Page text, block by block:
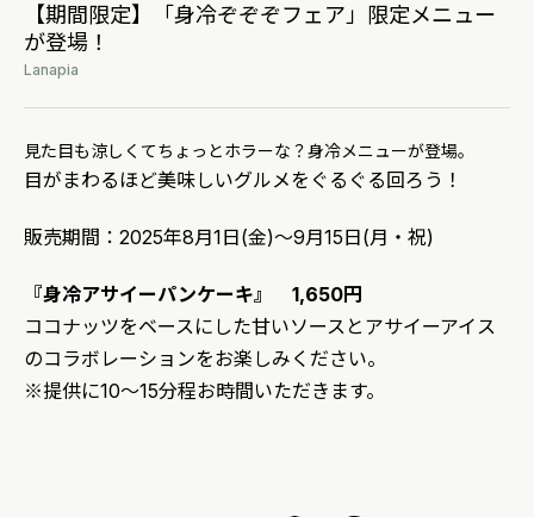
【期間限定】「身冷ぞぞぞフェア」限定メニュー
が登場！
Lanapia
見た目も涼しくてちょっとホラーな？身冷メニューが登場。
目がまわるほど美味しいグルメをぐるぐる回ろう！
販売期間：2025年8月1日(金)～9月15日(月・祝)
『身冷アサイーパンケーキ』 1,650円
ココナッツをベースにした甘いソースとアサイーアイス
のコラボレーションをお楽しみください。
※提供に10～15分程お時間いただきます。